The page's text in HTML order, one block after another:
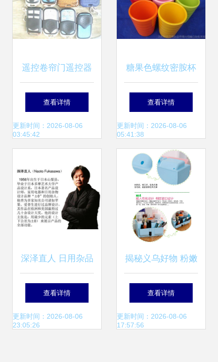
遥控卷帘门遥控器
坏了怎么办 实用解
答与遥控器常识
查看详情
更新时间：2026-08-06
03:45:42
糖果色螺纹密胺杯
耐摔、多彩与工厂
直供的创新日用品
查看详情
更新时间：2026-08-06
05:41:38
深泽直人 日用杂品
中的设计哲人
查看详情
更新时间：2026-08-06
23:05:26
揭秘义乌好物 粉嫩
大容量塑料收纳
盒，让桌面与化妆
查看详情
更新时间：2026-08-06
17:57:56